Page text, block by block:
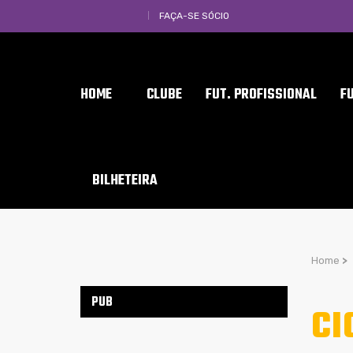
FAÇA-SE SÓCIO
HOME CLUBE FUT. PROFISSIONAL
BILHETEIRA
Home >
PUB